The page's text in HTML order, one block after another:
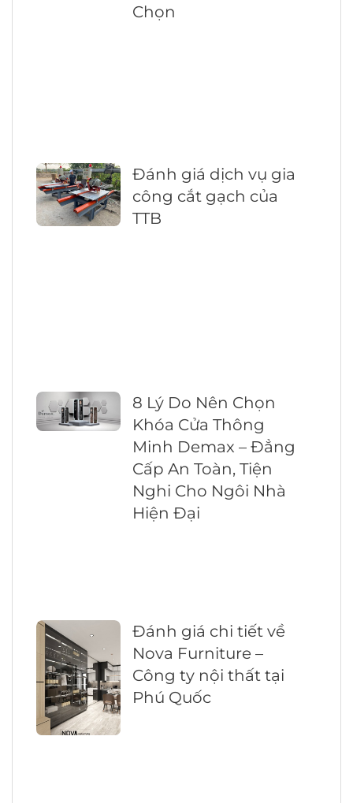
Chọn
Đánh giá dịch vụ gia
công cắt gạch của
TTB
8 Lý Do Nên Chọn
Khóa Cửa Thông
Minh Demax – Đẳng
Cấp An Toàn, Tiện
Nghi Cho Ngôi Nhà
Hiện Đại
Đánh giá chi tiết về
Nova Furniture –
Công ty nội thất tại
Phú Quốc